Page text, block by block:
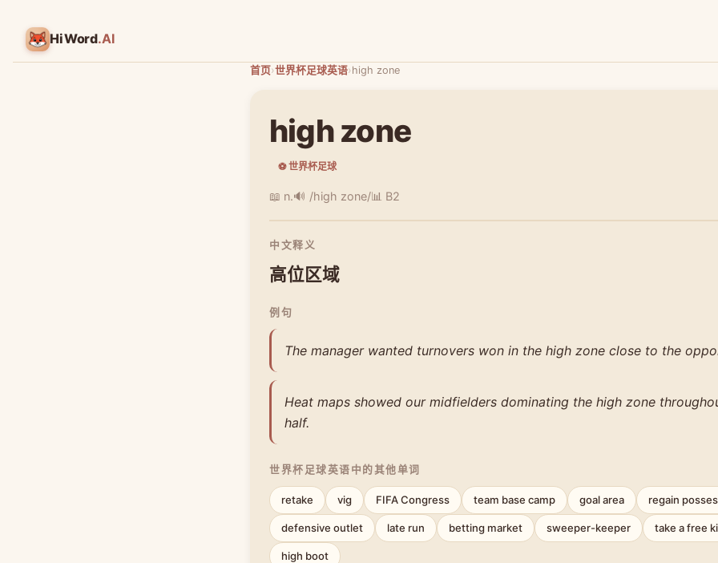
HiWord.AI
首页›世界杯足球英语›high zone
high zone
⚽ 世界杯足球
📖 n.🔊 /high zone/📊 B2
中文释义
高位区域
例句
The manager wanted turnovers won in the high zone close to the
Heat maps showed our midfielders dominating the high zone
half.
世界杯足球英语中的其他单词
retake vig FIFA Congress team base camp goal area regain
defensive outlet late run betting market sweeper-keeper take a free
high boot